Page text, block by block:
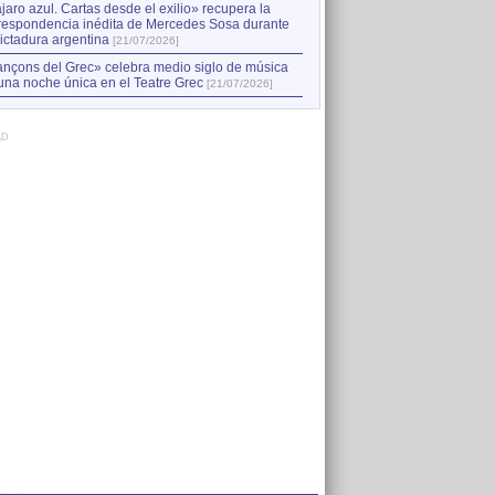
azul. Cartas desde el exilio» recupera la
inédita de Mercedes Sosa durante
argentina [21/07/2026]
del Grec» celebra medio siglo de música
noche única en el Teatre Grec [21/07/2026]